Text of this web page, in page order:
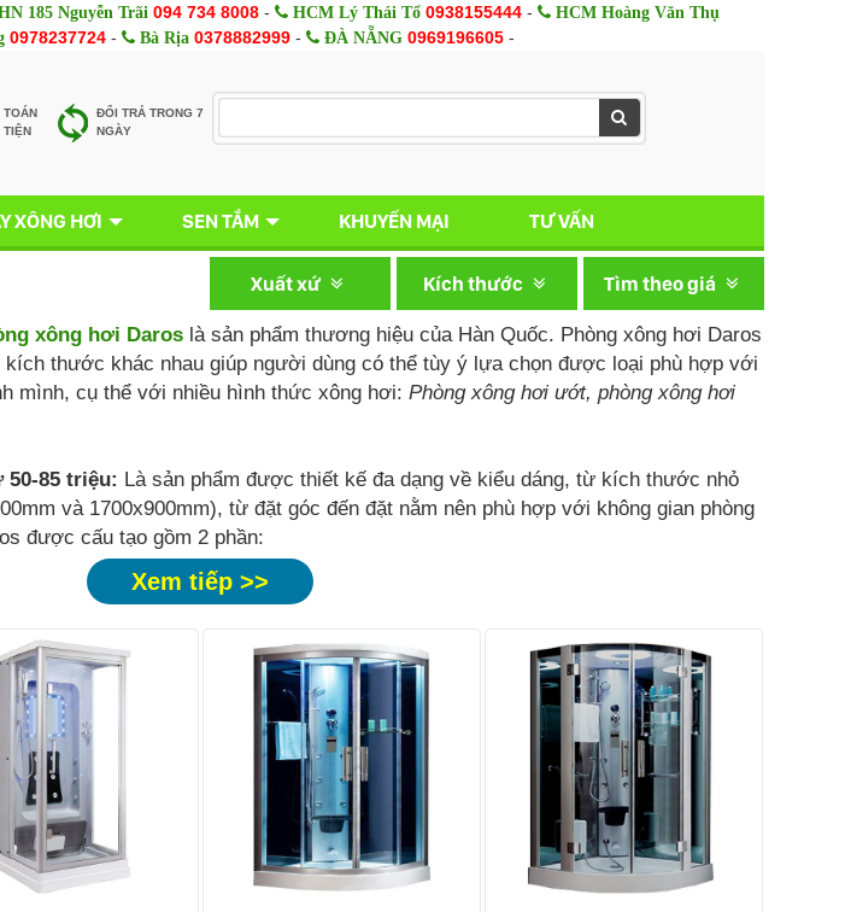
185 Nguyễn Trãi 094 734 8008 - HCM Lý Thái Tổ 0938155444 - HCM Hoàng Văn Thụ
0978237724- Bà Rịa 0378882999- ĐÀ NẴNG 0969196605-
TOÁN
TIỆN
ĐỔI TRẢ TRONG 7
NGÀY
XÔNG HƠI SEN TẮM KHUYẾN MẠI TƯ VẤN
Tìm theo giá
Kích thước
Xuất xứ
xông hơi Daros là sản phẩm thương hiệu của Hàn Quốc. Phòng xông hơi Daros
kích thước khác nhau giúp người dùng có thể tùy ý lựa chọn được loại phù hợp với
mình, cụ thể với nhiều hình thức xông hơi: Phòng xông hơi ướt, phòng xông hơi
50-85 triệu: Là sản phẩm được thiết kế đa dạng về kiểu dáng, từ kích thước nhỏ
và 1700x900mm), từ đặt góc đến đặt nằm nên phù hợp với không gian phòng
được cấu tạo gồm 2 phần:
Xem tiếp >>